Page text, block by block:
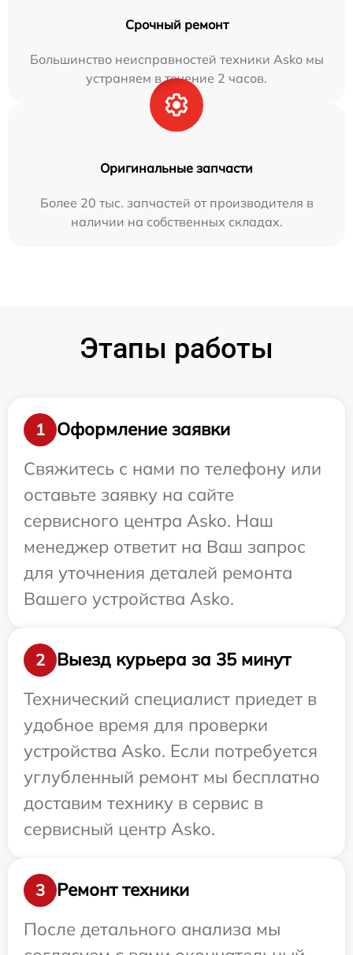
Срочный ремонт
Большинство неисправностей техники Asko мы
устраняем в течение 2 часов.
Оригинальные запчасти
Более 20 тыс. запчастей от производителя в
наличии на собственных складах.
Этапы работы
1
Оформление заявки
Свяжитесь с нами по телефону или
оставьте заявку на сайте
сервисного центра Asko. Наш
менеджер ответит на Ваш запрос
для уточнения деталей ремонта
Вашего устройства Asko.
2
Выезд курьера за 35 минут
Технический специалист приедет в
удобное время для проверки
устройства Asko. Если потребуется
углубленный ремонт мы бесплатно
доставим технику в сервис в
сервисный центр Asko.
3
Ремонт техники
После детального анализа мы